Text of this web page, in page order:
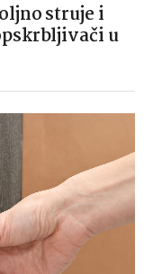
struje i
u